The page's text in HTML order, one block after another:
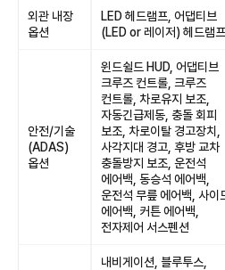
외관 내장
옵션
LED 헤드램프, 어댑티브
(LED or 레이저) 헤드램프
안전/기술
(ADAS)
옵션
윈드쉴드 HUD, 어댑티브
크루즈 컨트롤, 크루즈
컨트롤, 차로유지 보조,
자동긴급제동, 충돌 회피
보조, 차로이탈 경고장치,
사각지대 경고, 후방 교차
충돌방지 보조, 운전석
에어백, 동승석 에어백,
운전석 무릎 에어백, 사이
에어백, 커튼 에어백,
전자제어 서스펜션
내비게이션, 블루투스,